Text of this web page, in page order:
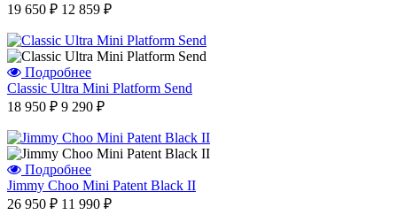
19 650 ₽ 12 859 ₽
Подробнее
Classic Ultra Mini Platform Send
18 950 ₽ 9 290 ₽
Подробнее
Jimmy Choo Mini Patent Black II
26 950 ₽ 11 990 ₽